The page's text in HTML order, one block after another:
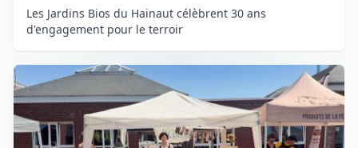
Les Jardins Bios du Hainaut célèbrent 30 ans
d'engagement pour le terroir